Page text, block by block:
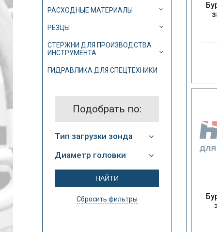
РАСХОДНЫЕ МАТЕРИАЛЫ
РЕЗЦЫ
СТЕРЖНИ ДЛЯ ПРОИЗВОДСТВА
ИНСТРУМЕНТА
ГИДРАВЛИКА ДЛЯ СПЕЦТЕХНИКИ
Подобрать по:
Тип загрузки зонда
Диаметр головки
Сбросить фильтры